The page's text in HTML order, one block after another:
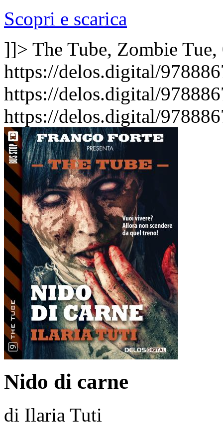
Scopri e scarica
]]> The Tube, Zombie Tue,
https://delos.digital/
https://delos.digital/
https://delos.digital/
Nido di carne
di Ilaria Tuti